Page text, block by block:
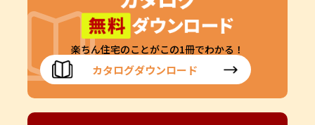
楽ちん住宅のことがこの1冊でわかる！
カタログダウンロード